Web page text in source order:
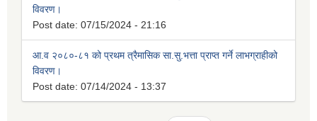
विवरण।
Post date: 07/15/2024 - 21:16
आ.व २०८०-८१ को प्रथम त्रैमासिक सा.सु.भत्ता प्राप्त गर्ने लाभग्राहीको
विवरण।
Post date: 07/14/2024 - 13:37